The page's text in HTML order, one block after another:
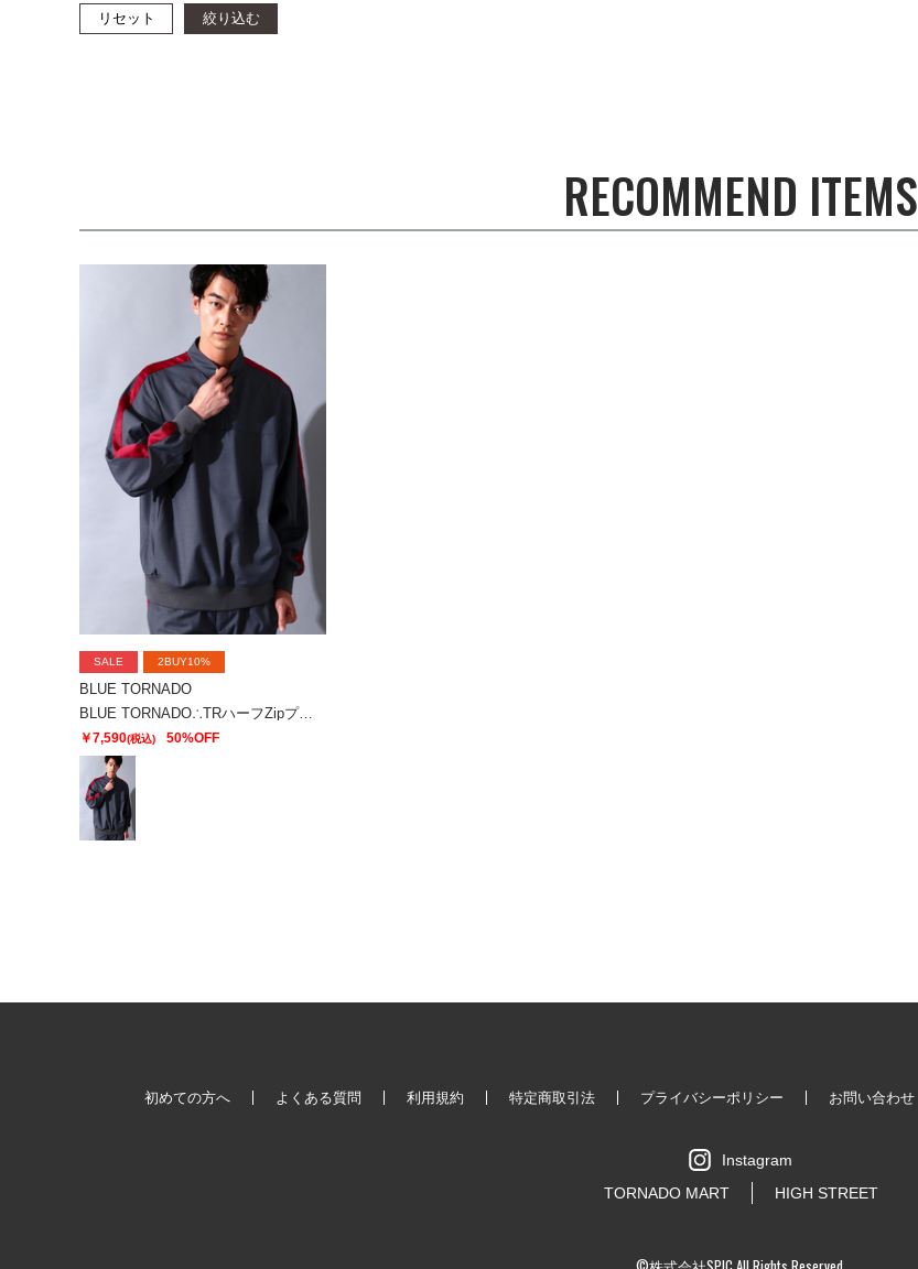
リセット 絞り込む
RECOMMEND ITEMS
SALE 2BUY10%
BLUE TORNADO
BLUE TORNADO∴TRハーフZipプルオーバーラインドルマンシャツ
￥7,590(税込) 50%OFF
初めての方へ よくある質問 利用規約 特定商取引法 プライバシーポリシー お問い合わせ
Instagram
TORNADO MART
HIGH STREET